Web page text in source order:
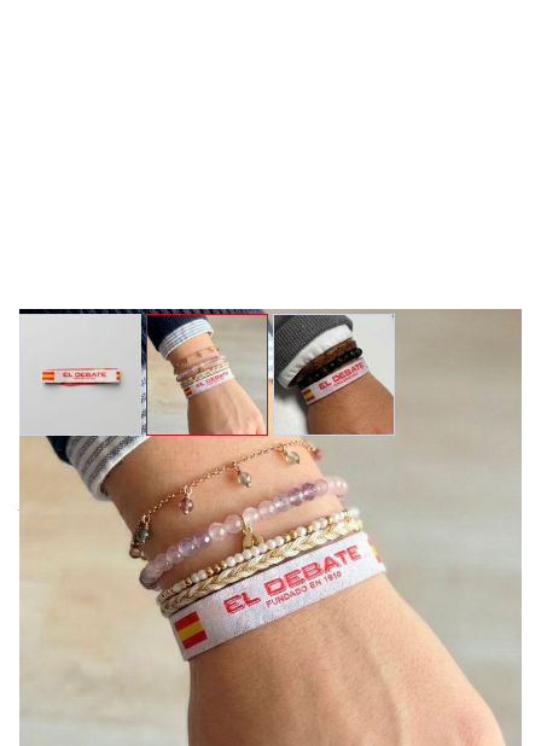
View larger imageView larger imageView larger image
Pulsera de tela blanca con
banderas - "Pack de 5"
Pulsera de tela blanca con banderas y logotipo de El